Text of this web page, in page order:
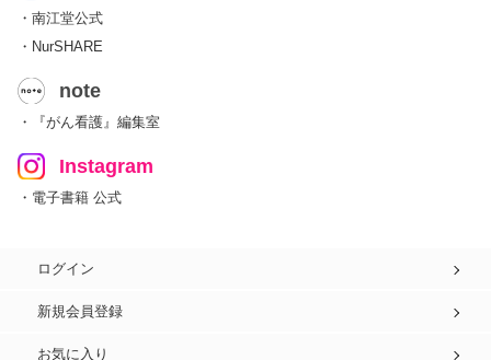
・南江堂公式
・NurSHARE
note
・『がん看護』編集室
Instagram
・電子書籍 公式
ログイン
新規会員登録
お気に入り